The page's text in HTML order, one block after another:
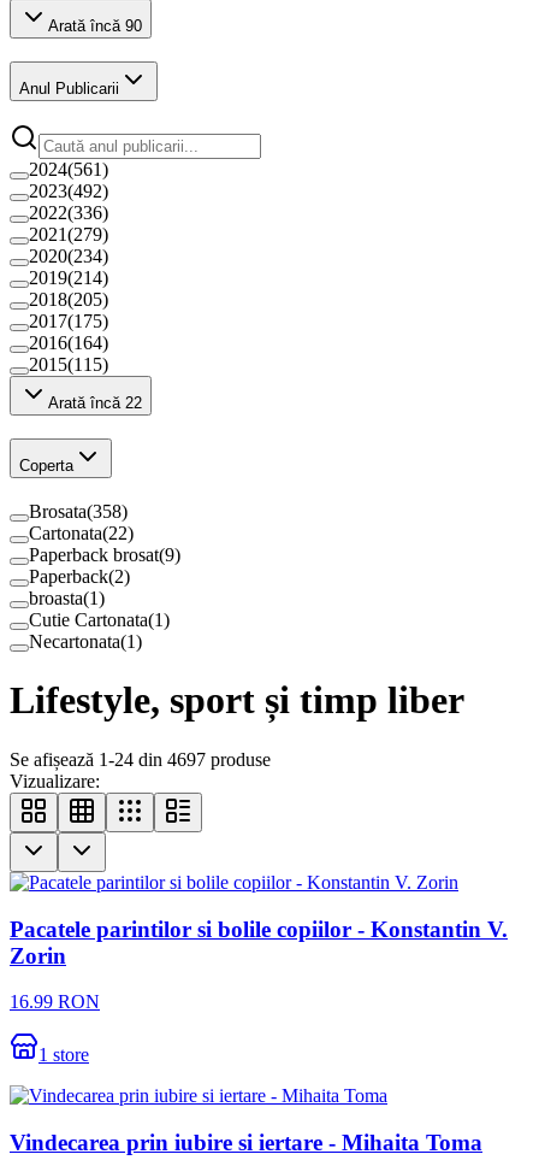
Arată încă 90
Anul Publicarii
2024(561)
2023(492)
2022(336)
2021(279)
2020(234)
2019(214)
2018(205)
2017(175)
2016(164)
2015(115)
Arată încă 22
Coperta
Brosata(358)
Cartonata(22)
Paperback brosat(9)
Paperback(2)
broasta(1)
Cutie Cartonata(1)
Necartonata(1)
Lifestyle, sport și timp liber
Se afișează 1-24 din 4697 produse
Vizualizare:
Pacatele parintilor si bolile copiilor - Konstantin V.
Zorin
16.99 RON
1 store
Vindecarea prin iubire si iertare - Mihaita Toma